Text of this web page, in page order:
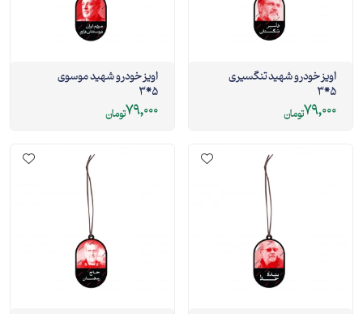
اویز خودرو شهید تنگسیری
5*3
79,000تومان
اویز خودرو شهید موسوی
5*3
79,000تومان